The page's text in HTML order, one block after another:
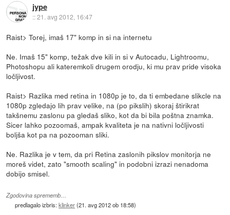
jype
::21. avg 2012, 16:47
Raist> Torej, imaš 17" komp in si na internetu
Ne. Imaš 15" komp, težak dve kili in si v Autocadu, Lightroomu,
Photoshopu ali kateremkoli drugem orodju, ki mu prav pride visoka
ločljivost.
Raist> Razlika med retina in 1080p je to, da ti embedane slikcle na
1080p zgledajo lih prav velike, na (po pikslih) skoraj štirikrat
takšnemu zaslonu pa gledaš sliko, kot da bi bila poštna znamka.
Sicer lahko pozoomaš, ampak kvaliteta je na nativni ločljivosti
boljša kot pa na pozooman sliki.
Ne. Razlika je v tem, da pri Retina zaslonih pikslov monitorja ne
moreš videt, zato "smooth scaling" in podobni izrazi nenadoma
dobijo smisel.
Zgodovina sprememb…
predlagalo izbris:klinker(21. avg 2012 ob 18:58)